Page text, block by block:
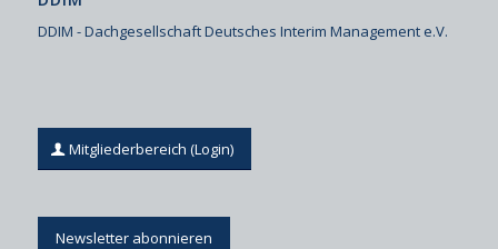
DDIM - Dachgesellschaft Deutsches Interim Management e.V.
Mitgliederbereich (Login)
Newsletter abonnieren